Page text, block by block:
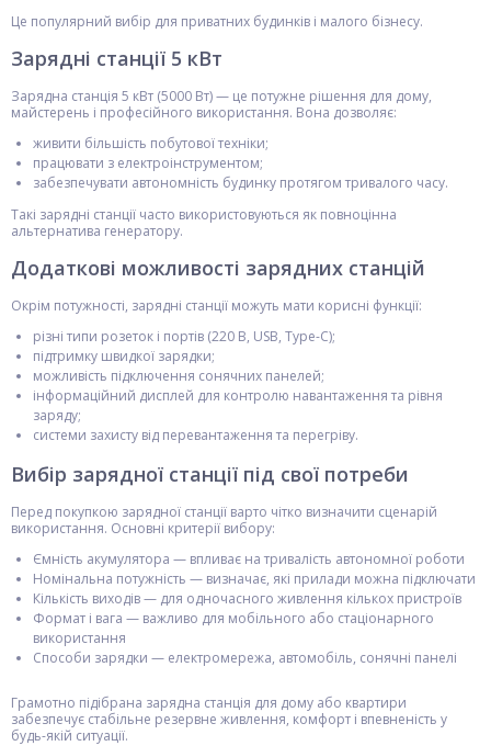
Це популярний вибір для приватних будинків і малого бізнесу.
Зарядні станції 5 кВт
Зарядна станція 5 кВт (5000 Вт) — це потужне рішення для дому,
майстерень і професійного використання. Вона дозволяє:
живити більшість побутової техніки;
працювати з електроінструментом;
забезпечувати автономність будинку протягом тривалого часу.
Такі зарядні станції часто використовуються як повноцінна
альтернатива генератору.
Додаткові можливості зарядних станцій
Окрім потужності, зарядні станції можуть мати корисні функції:
різні типи розеток і портів (220 В, USB, Type-C);
підтримку швидкої зарядки;
можливість підключення сонячних панелей;
інформаційний дисплей для контролю навантаження та рівня
заряду;
системи захисту від перевантаження та перегріву.
Вибір зарядної станції під свої потреби
Перед покупкою зарядної станції варто чітко визначити сценарій
використання. Основні критерії вибору:
Ємність акумулятора — впливає на тривалість автономної роботи
Номінальна потужність — визначає, які прилади можна підключати
Кількість виходів — для одночасного живлення кількох пристроїв
Формат і вага — важливо для мобільного або стаціонарного
використання
Способи зарядки — електромережа, автомобіль, сонячні панелі
Грамотно підібрана зарядна станція для дому або квартири
забезпечує стабільне резервне живлення, комфорт і впевненість у
будь-якій ситуації.